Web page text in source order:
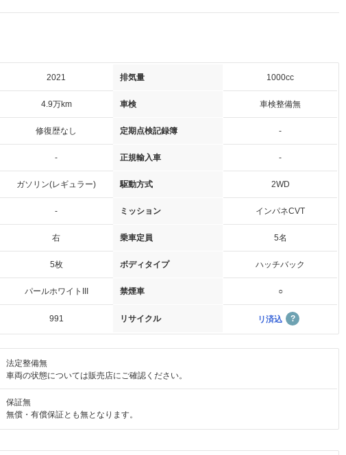
2021 排気量 1000cc
4.9万km 車検 車検整備無
修復歴なし 定期点検記録簿 -
- 正規輸入車 -
ガソリン(レギュラー) 駆動方式 2WD
- ミッション インパネCVT
右 乗車定員 5名
5枚 ボディタイプ ハッチバック
パールホワイトIII 禁煙車 ○
991 リサイクル リ済込
法定整備無
車両の状態については販売店にご確認ください。
保証無
無償・有償保証とも無となります。